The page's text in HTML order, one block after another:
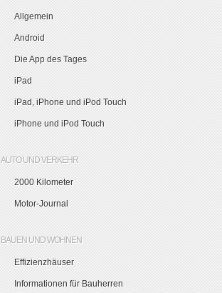
Allgemein
Android
Die App des Tages
iPad
iPad, iPhone und iPod Touch
iPhone und iPod Touch
AUTO UND VERKEHR
2000 Kilometer
Motor-Journal
BAUEN UND WOHNEN
Effizienzhäuser
Informationen für Bauherren